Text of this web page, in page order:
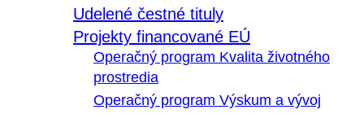
Udelené čestné tituly
Projekty financované EÚ
Operačný program Kvalita životného
prostredia
Operačný program Výskum a vývoj